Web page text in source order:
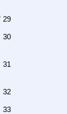
29
30
31
32
33